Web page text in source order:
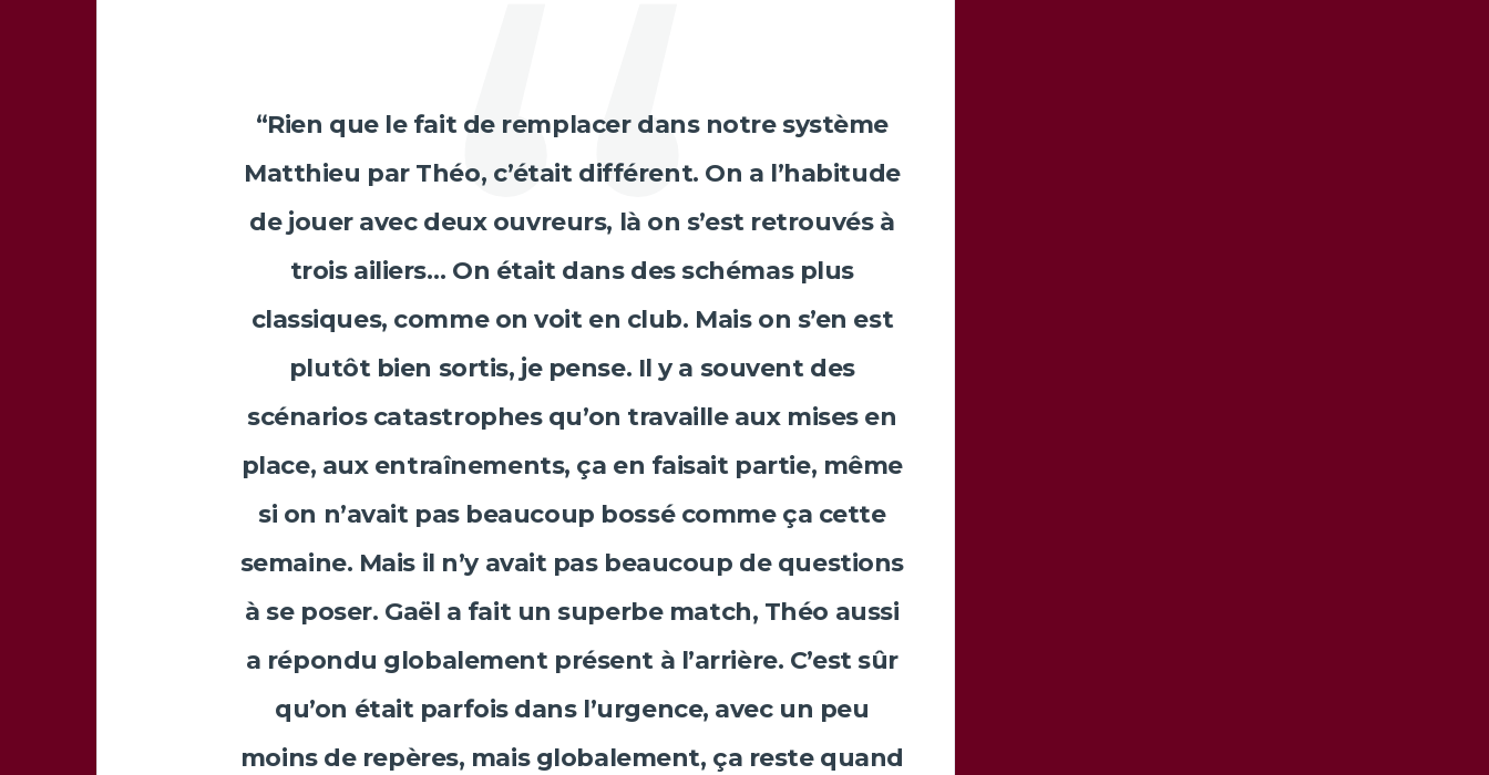
“Rien que le fait de remplacer dans notre système
Matthieu par Théo, c’était différent. On a l’habitude
de jouer avec deux ouvreurs, là on s’est retrouvés à
trois ailiers… On était dans des schémas plus
classiques, comme on voit en club. Mais on s’en est
plutôt bien sortis, je pense. Il y a souvent des
scénarios catastrophes qu’on travaille aux mises en
place, aux entraînements, ça en faisait partie, même
si on n’avait pas beaucoup bossé comme ça cette
semaine. Mais il n’y avait pas beaucoup de questions
à se poser. Gaël a fait un superbe match, Théo aussi
a répondu globalement présent à l’arrière. C’est sûr
qu’on était parfois dans l’urgence, avec un peu
moins de repères, mais globalement, ça reste quand